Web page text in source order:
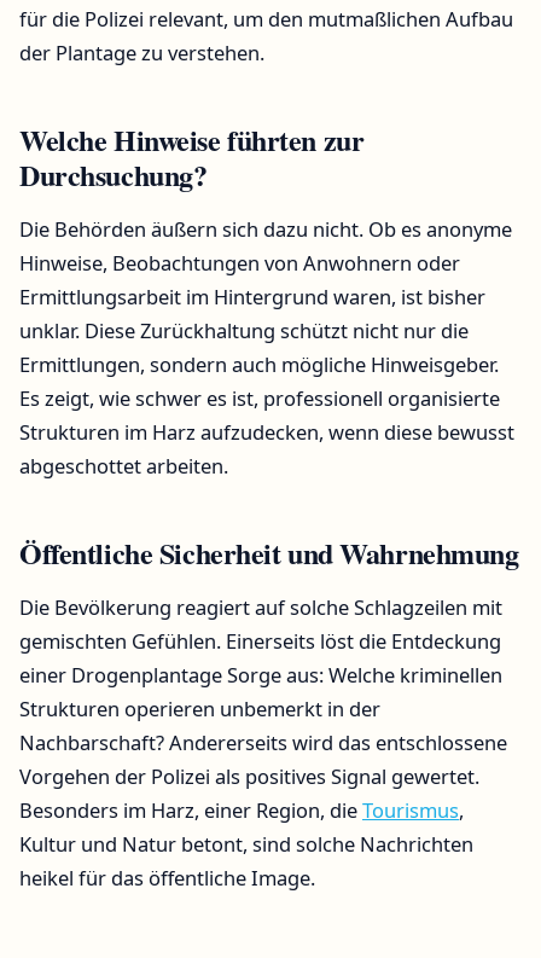
für die Polizei relevant, um den mutmaßlichen Aufbau
der Plantage zu verstehen.
Welche Hinweise führten zur
Durchsuchung?
Die Behörden äußern sich dazu nicht. Ob es anonyme
Hinweise, Beobachtungen von Anwohnern oder
Ermittlungsarbeit im Hintergrund waren, ist bisher
unklar. Diese Zurückhaltung schützt nicht nur die
Ermittlungen, sondern auch mögliche Hinweisgeber.
Es zeigt, wie schwer es ist, professionell organisierte
Strukturen im Harz aufzudecken, wenn diese bewusst
abgeschottet arbeiten.
Öffentliche Sicherheit und Wahrnehmung
Die Bevölkerung reagiert auf solche Schlagzeilen mit
gemischten Gefühlen. Einerseits löst die Entdeckung
einer Drogenplantage Sorge aus: Welche kriminellen
Strukturen operieren unbemerkt in der
Nachbarschaft? Andererseits wird das entschlossene
Vorgehen der Polizei als positives Signal gewertet.
Besonders im Harz, einer Region, dieTourismus,
Kultur und Natur betont, sind solche Nachrichten
heikel für das öffentliche Image.